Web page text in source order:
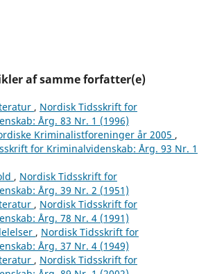
af samme forfatter(e)
, Nordisk Tidsskrift for
Årg. 83 Nr. 1 (1996)
Kriminalistforeninger år 2005 ,
for Kriminalvidenskab: Årg. 93 Nr. 1
, Nordisk Tidsskrift for
Årg. 39 Nr. 2 (1951)
, Nordisk Tidsskrift for
Årg. 78 Nr. 4 (1991)
, Nordisk Tidsskrift for
Årg. 37 Nr. 4 (1949)
, Nordisk Tidsskrift for